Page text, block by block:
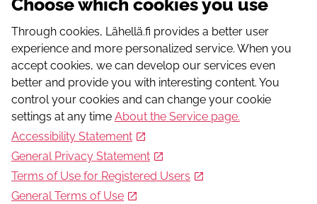
Show the activity on map
These could interest you
Vapaaehtoistoimintaa Varsinais-Suomessa ja
Satakunnassa
Vapaaehtoistoiminnan kautta tukea ikäihmisille ja
vammaisille
Through cookies, Lähellä.fi provides a better user
experience and more personalized service. When you
accept cookies, we can develop our services even
better and provide you with interesting content. You
control your cookies and can change your cookie
settings at any time About the Service page.
Accessibility Statement
General Privacy Statement
Terms of Use for Registered Users
General Terms of Use